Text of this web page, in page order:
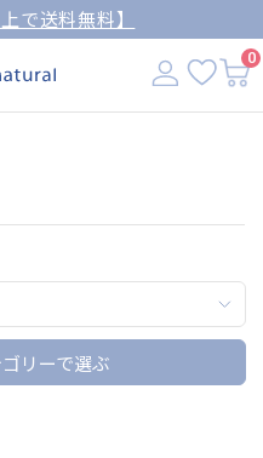
で送料無料】
0
リーで選ぶ